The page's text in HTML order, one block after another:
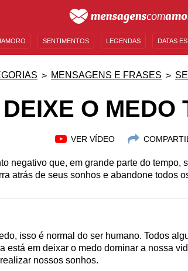
SENTIMENTOS LEGENDAS DATAS
MENSAGENS E FRASES
O MEDO
VER VÍDEO
negativo que, em grande parte do tempo,
atrás de seus sonhos e abandone todos
isso é normal do ser humano. Todos
está em deixar o medo dominar a nossa
nossos sonhos.